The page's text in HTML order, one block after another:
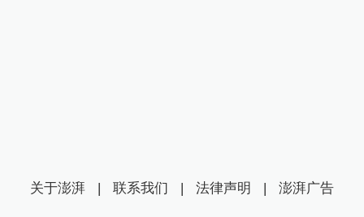
关于澎湃 | 联系我们 | 法律声明 | 澎湃广告